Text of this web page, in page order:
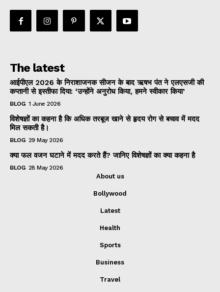
The latest
आईपीएल 2026 के निराशाजनक सीजन के बाद ऋषभ पंत ने एलएसजी की
कप्तानी से इस्तीफा दिया: ‘उन्होंने अनुरोध किया, हमने स्वीकार किया’
BLOG 1 June 2026
विशेषज्ञों का कहना है कि अधिक तरबूज खाने से हृदय रोग से बचाव में मदद
मिल सकती है।
BLOG 29 May 2026
क्या फल वजन घटाने में मदद करते हैं? जानिए विशेषज्ञों का क्या कहना है
BLOG 28 May 2026
About us
Bollywood
Latest
Health
Sports
Business
Travel